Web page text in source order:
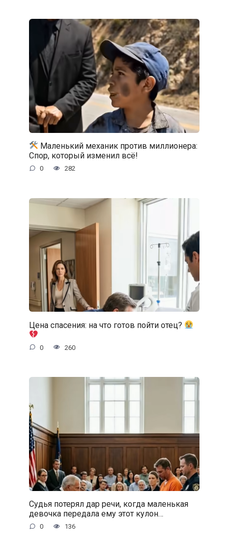
Маленький механик против миллионера:
Спор, который изменил всё!
0 282
Цена спасения: на что готов пойти отец?
0 260
Судья потерял дар речи, когда маленькая
девочка передала ему этот кулон…
0 136